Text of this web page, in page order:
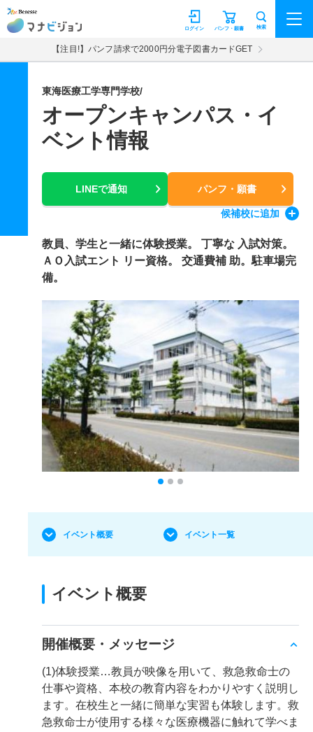
マナビジョン パンフ・願書
ログイン 検索
【注目!】パンフ請求で2000円分電子図書カードGET
東海医療工学専門学校/
オープンキャンパス・イ
ベント情報
LINEで通知 パンフ・願書
候補校に追加
教員、学生と一緒に体験授業。 丁寧な 入試対策。
ＡＯ入試エント リー資格。 交通費補 助。駐車場完
備。
イベント概要 イベント一覧
イベント概要
開催概要・メッセージ
(1)体験授業…教員が映像を用いて、救急救命士の
仕事や資格、本校の教育内容をわかりやすく説明し
ます。在校生と一緒に簡単な実習も体験します。救
急救命士が使用する様々な医療機器に触れて学べま